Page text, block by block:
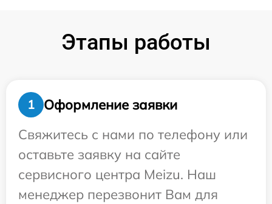
Этапы работы
1
Оформление заявки
Свяжитесь с нами по телефону или
оставьте заявку на сайте
сервисного центра Meizu. Наш
менеджер перезвонит Вам для